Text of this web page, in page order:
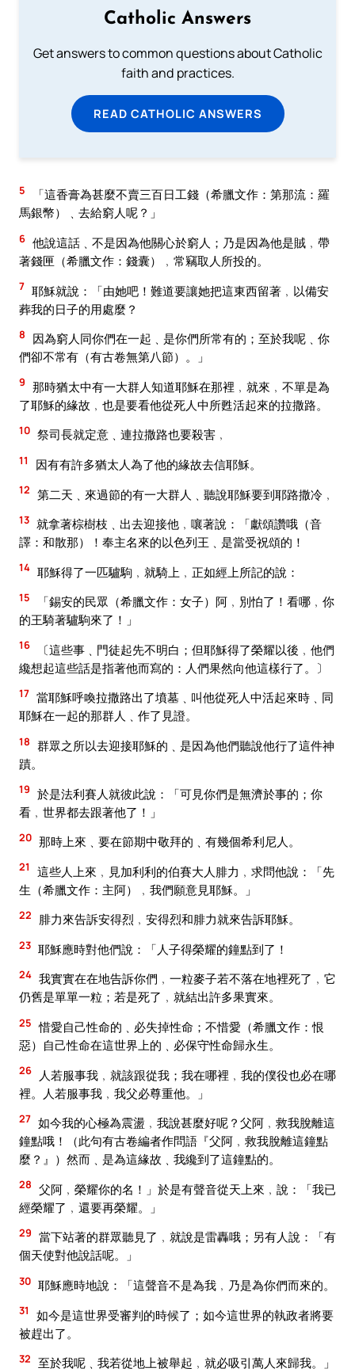
Catholic Answers
Get answers to common questions about Catholic
faith and practices.
READ CATHOLIC ANSWERS
5
「這香膏為甚麼不賣三百日工錢（希臘文作：第那流：羅
馬銀幣）﹑去給窮人呢？」
6 他說這話﹑不是因為他關心於窮人；乃是因為他是賊﹐帶
著錢匣（希臘文作：錢囊）﹐常竊取人所投的。
7 耶穌就說：「由她吧！難道要讓她把這東西留著﹐以備安
葬我的日子的用處麼？
8
因為窮人同你們在一起﹑是你們所常有的；至於我呢﹑你
們卻不常有（有古卷無第八節）。」
9 那時猶太中有一大群人知道耶穌在那裡﹐就來﹐不單是為
了耶穌的緣故﹐也是要看他從死人中所甦活起來的拉撒路。
10 祭司長就定意﹑連拉撒路也要殺害﹐
11 因有有許多猶太人為了他的緣故去信耶穌。
12 第二天﹑來過節的有一大群人﹑聽說耶穌要到耶路撒冷﹐
13 就拿著棕樹枝﹑出去迎接他﹐嚷著說：「獻頌讚哦（音
譯：和散那）！奉主名來的以色列王﹑是當受祝頌的！
14 耶穌得了一匹驢駒﹐就騎上﹐正如經上所記的說：
15
「錫安的民眾（希臘文作：女子）阿﹐別怕了！看哪﹐你
的王騎著驢駒來了！」
16
〔這些事﹑門徒起先不明白；但耶穌得了榮耀以後﹐他們
纔想起這些話是指著他而寫的：人們果然向他這樣行了。〕
17 當耶穌呼喚拉撒路出了墳墓﹑叫他從死人中活起來時﹑同
耶穌在一起的那群人﹑作了見證。
18 群眾之所以去迎接耶穌的﹑是因為他們聽說他行了這件神
蹟。
19 於是法利賽人就彼此說：「可見你們是無濟於事的；你
看﹐世界都去跟著他了！」
20 那時上來﹑要在節期中敬拜的﹑有幾個希利尼人。
21
這些人上來﹐見加利利的伯賽大人腓力﹐求問他說：「先
生（希臘文作：主阿）﹐我們願意見耶穌。」
22 腓力來告訴安得烈﹐安得烈和腓力就來告訴耶穌。
23 耶穌應時對他們說：「人子得榮耀的鐘點到了！
24 我實實在在地告訴你們﹐一粒麥子若不落在地裡死了﹐它
仍舊是單單一粒；若是死了﹐就結出許多果實來。
25 惜愛自己性命的﹑必失掉性命；不惜愛（希臘文作：恨
惡）自己性命在這世界上的﹑必保守性命歸永生。
26
人若服事我﹐就該跟從我；我在哪裡﹐我的僕役也必在哪
裡。人若服事我﹐我父必尊重他。」
27 如今我的心極為震盪﹐我說甚麼好呢？父阿﹐救我脫離這
鐘點哦！（此句有古卷編者作問語『父阿﹐救我脫離這鐘點
麼？』）然而﹑是為這緣故﹑我纔到了這鐘點的。
28 父阿﹐榮耀你的名！」於是有聲音從天上來﹐說：「我已
經榮耀了﹐還要再榮耀。」
29 當下站著的群眾聽見了﹐就說是雷轟哦；另有人說：「有
個天使對他說話呢。」
30 耶穌應時地說：「這聲音不是為我﹐乃是為你們而來的。
31
如今是這世界受審判的時候了；如今這世界的執政者將要
被趕出了。
32 至於我呢﹑我若從地上被舉起﹐就必吸引萬人來歸我。」